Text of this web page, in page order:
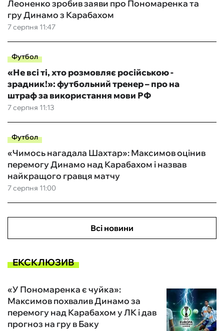
7 серпня 11:47
Леоненко зробив заяви про Пономаренка та
гру Динамо з Карабахом
Футбол
7 серпня 11:13
«Не всі ті, хто розмовляє російською -
зрадник!»: футбольний тренер – про на
штраф за використання мови РФ
Футбол
7 серпня 11:00
«Чимось нагадала Шахтар»: Максимов оцінив
перемогу Динамо над Карабахом і назвав
найкращого гравця матчу
Всі новини
ЕКСКЛЮЗИВ
«У Пономаренка є чуйка»:
Максимов похвалив Динамо за
перемогу над Карабахом у ЛК і дав
прогноз на гру в Баку